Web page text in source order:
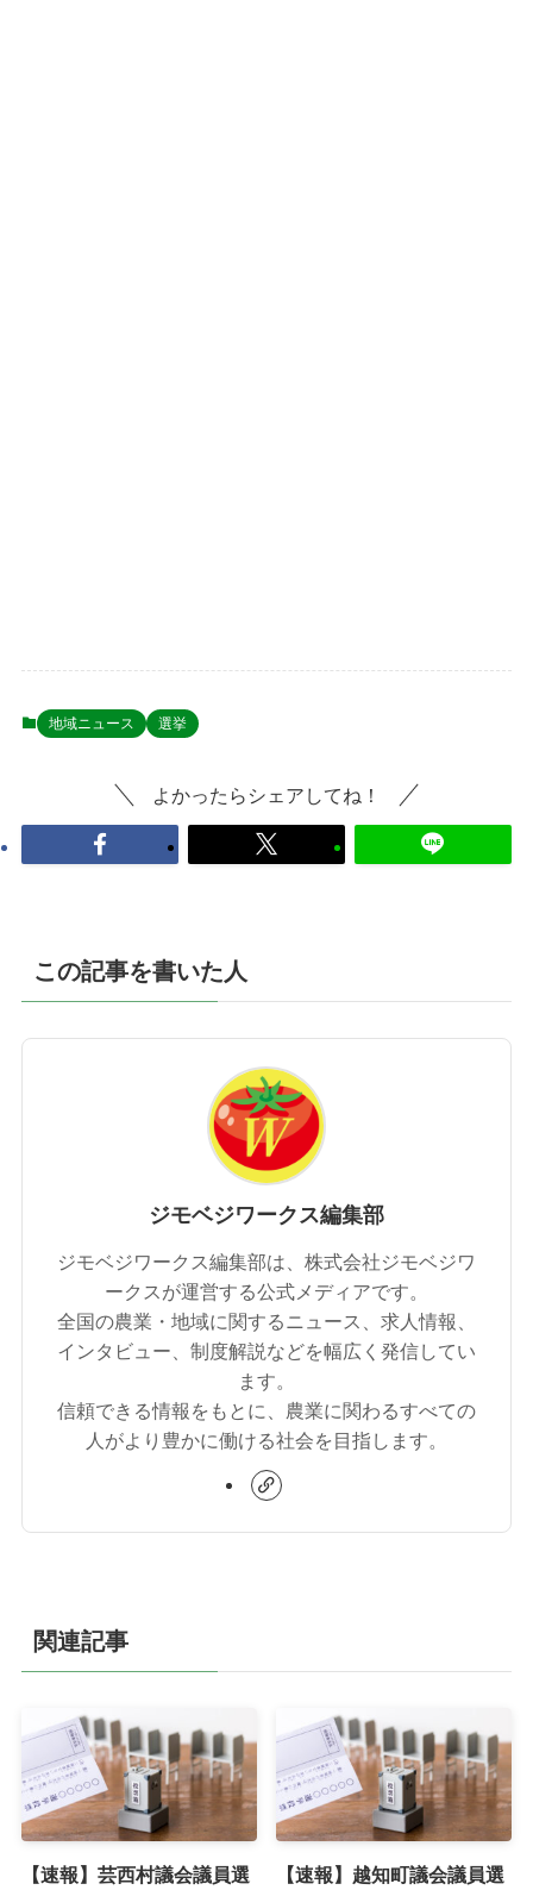
地域ニュース 選挙
よかったらシェアしてね！
この記事を書いた人
ジモベジワークス編集部
ジモベジワークス編集部は、株式会社ジモベジワ
ークスが運営する公式メディアです。
全国の農業・地域に関するニュース、求人情報、
インタビュー、制度解説などを幅広く発信してい
ます。
信頼できる情報をもとに、農業に関わるすべての
人がより豊かに働ける社会を目指します。
関連記事
【速報】芸西村議会議員選
【速報】越知町議会議員選